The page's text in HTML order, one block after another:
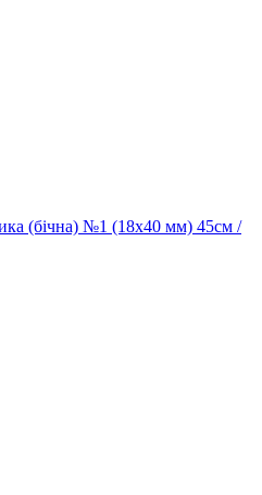
(бічна) №1 (18х40 мм) 45см /